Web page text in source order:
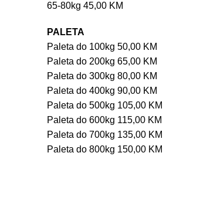
65-80kg 45,00 KM
PALETA
Paleta do 100kg 50,00 KM
Paleta do 200kg 65,00 KM
Paleta do 300kg 80,00 KM
Paleta do 400kg 90,00 KM
Paleta do 500kg 105,00 KM
Paleta do 600kg 115,00 KM
Paleta do 700kg 135,00 KM
Paleta do 800kg 150,00 KM